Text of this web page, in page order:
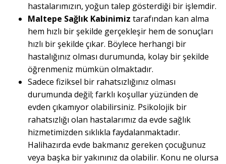
hastalarımızın, yoğun talep gösterdiği bir işlemdir.
Maltepe Sağlık Kabinimiz tarafından kan alma
hem hızlı bir şekilde gerçekleşir hem de sonuçları
hızlı bir şekilde çıkar. Böylece herhangi bir
hastalığınız olması durumunda, kolay bir şekilde
öğrenmeniz mümkün olmaktadır.
Sadece fiziksel bir rahatsızlığınız olması
durumunda değil; farklı koşullar yüzünden de
evden çıkamıyor olabilirsiniz. Psikolojik bir
rahatsızlığı olan hastalarımız da evde sağlık
hizmetimizden sıklıkla faydalanmaktadır.
Halihazırda evde bakmanız gereken çocuğunuz
veya başka bir yakınınız da olabilir. Konu ne olursa